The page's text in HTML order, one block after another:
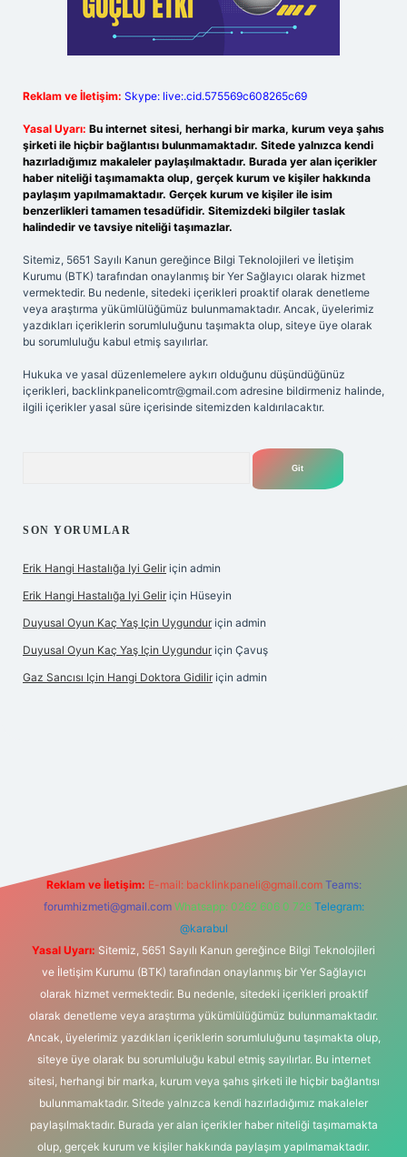
Reklam ve İletişim: Skype: live:.cid.575569c608265c69
Yasal Uyarı: Bu internet sitesi, herhangi bir marka, kurum veya şahıs
şirketi ile hiçbir bağlantısı bulunmamaktadır. Sitede yalnızca kendi
hazırladığımız makaleler paylaşılmaktadır. Burada yer alan içerikler
haber niteliği taşımamakta olup, gerçek kurum ve kişiler hakkında
paylaşım yapılmamaktadır. Gerçek kurum ve kişiler ile isim
benzerlikleri tamamen tesadüfidir. Sitemizdeki bilgiler taslak
halindedir ve tavsiye niteliği taşımazlar.
Sitemiz, 5651 Sayılı Kanun gereğince Bilgi Teknolojileri ve İletişim
Kurumu (BTK) tarafından onaylanmış bir Yer Sağlayıcı olarak hizmet
vermektedir. Bu nedenle, sitedeki içerikleri proaktif olarak denetleme
veya araştırma yükümlülüğümüz bulunmamaktadır. Ancak, üyelerimiz
yazdıkları içeriklerin sorumluluğunu taşımakta olup, siteye üye olarak
bu sorumluluğu kabul etmiş sayılırlar.
Hukuka ve yasal düzenlemelere aykırı olduğunu düşündüğünüz
içerikleri, backlinkpanelicomtr@gmail.com adresine bildirmeniz halinde,
ilgili içerikler yasal süre içerisinde sitemizden kaldırılacaktır.
SON YORUMLAR
Erik Hangi Hastalığa Iyi Gelir için admin
Erik Hangi Hastalığa Iyi Gelir için Hüseyin
Duyusal Oyun Kaç Yaş Için Uygundur için admin
Duyusal Oyun Kaç Yaş Için Uygundur için Çavuş
Gaz Sancısı Için Hangi Doktora Gidilir için admin
Reklam ve İletişim: E-mail: backlinkpaneli@gmail.com Teams:
forumhizmeti@gmail.com Whatsapp: 0262 606 0 726 Telegram:
@karabul
Yasal Uyarı: Sitemiz, 5651 Sayılı Kanun gereğince Bilgi Teknolojileri
ve İletişim Kurumu (BTK) tarafından onaylanmış bir Yer Sağlayıcı
olarak hizmet vermektedir. Bu nedenle, sitedeki içerikleri proaktif
olarak denetleme veya araştırma yükümlülüğümüz bulunmamaktadır.
Ancak, üyelerimiz yazdıkları içeriklerin sorumluluğunu taşımakta olup,
siteye üye olarak bu sorumluluğu kabul etmiş sayılırlar. Bu internet
sitesi, herhangi bir marka, kurum veya şahıs şirketi ile hiçbir bağlantısı
bulunmamaktadır. Sitede yalnızca kendi hazırladığımız makaleler
paylaşılmaktadır. Burada yer alan içerikler haber niteliği taşımamakta
olup, gerçek kurum ve kişiler hakkında paylaşım yapılmamaktadır.